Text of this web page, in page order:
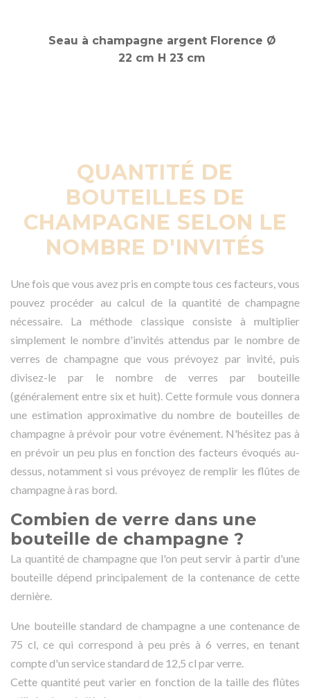
QUANTITÉ DE
BOUTEILLES DE
CHAMPAGNE SELON LE
NOMBRE D'INVITÉS
Une fois que vous avez pris en compte tous ces facteurs, vous
pouvez procéder au calcul de la quantité de champagne
nécessaire. La méthode classique consiste à multiplier
simplement le nombre d'invités attendus par le nombre de
verres de champagne que vous prévoyez par invité, puis
divisez-le par le nombre de verres par bouteille
(généralement entre six et huit). Cette formule vous donnera
une estimation approximative du nombre de bouteilles de
champagne à prévoir pour votre événement. N'hésitez pas à
en prévoir un peu plus en fonction des facteurs évoqués au-
dessus, notamment si vous prévoyez de remplir les flûtes de
champagne à ras bord.
Combien de verre dans une
bouteille de champagne ?
La quantité de champagne que l'on peut servir à partir d'une
bouteille dépend principalement de la contenance de cette
dernière.
Une bouteille standard de champagne a une contenance de
75 cl, ce qui correspond à peu près à 6 verres, en tenant
compte d'un service standard de 12,5 cl par verre.
Cette quantité peut varier en fonction de la taille des flûtes